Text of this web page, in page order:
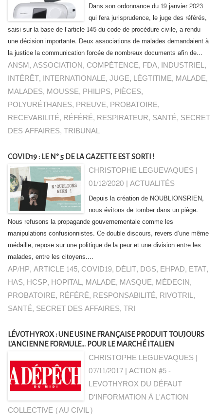
Dans son ordonnance du 19 janvier 2023
qui fera jurisprudence, le juge des référés,
saisi sur la base de l’article 145 du code de procédure civile, a rendu
une décision importante. Deux associations de malades demandaient à
la justice la communication forcée de nombreux documents afin de...
ANSM,ASSOCIATION, COMPÉTENCE, FDA, INDUSTRIEL,
INTÉRÊT, INTERNATIONALE,JUGE, LÉGTITIME, MALADE,
MALADES, MOUSSE, PHILIPS, PIÈCES,
POLYURÉTHANES, PREUVE, PROBATOIRE,
RECEVABILITÉ, RÉFÉRÉ, RESPIRATEUR, SANTÉ, SECRET
DES AFFAIRES,TRIBUNAL
COVID19 : LE N° 5 DE LA GAZETTE EST SORTI !
CHRISTOPHE LEGUEVAQUES |
01/12/2020 |ACTUALITÉS
Depuis la création de NOUBLIONSRIEN,
nous évitons de tomber dans un piège.
Nous refusons la propagande gouvernementale comme les
manipulations confusionnistes. Ce double discours, revers d’une même
médaille, repose sur une politique de la peur et une division entre les
malades, entre les citoyens....
AP/HP,ARTICLE 145, COVID19, DÉLIT, DGS, EHPAD, ETAT,
HAS, HCSP, HOPITAL, MALADE, MASQUE, MÉDECIN,
PROBATOIRE, RÉFÉRÉ, RESPONSABILITÉ, RIVOTRIL,
SANTÉ, SECRET DES AFFAIRES,TRI
LÉVOTHYROX : UNE USINE FRANÇAISE PRODUIT TOUJOURS
L'ANCIENNE FORMULE... POUR LE MARCHÉ ITALIEN
CHRISTOPHE LEGUEVAQUES |
07/11/2017|ACTION #5 -
LEVOTHYROX DU DÉFAUT
D'INFORMATION À L'ACTION
COLLECTIVE (AU CIVIL)